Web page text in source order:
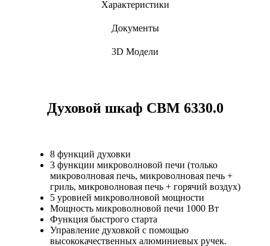
Характеристики
Документы
3D Модели
Духовой шкаф CBM 6330.0
8 функций духовки
3 функции микроволновой печи (только
микроволновая печь, микроволновая печь +
гриль, микроволновая печь + горячий воздух)
5 уровней микроволновой мощности
Мощность микроволновой печи 1000 Вт
Функция быстрого старта
Управление духовкой с помощью
высококачественных алюминиевых ручек.